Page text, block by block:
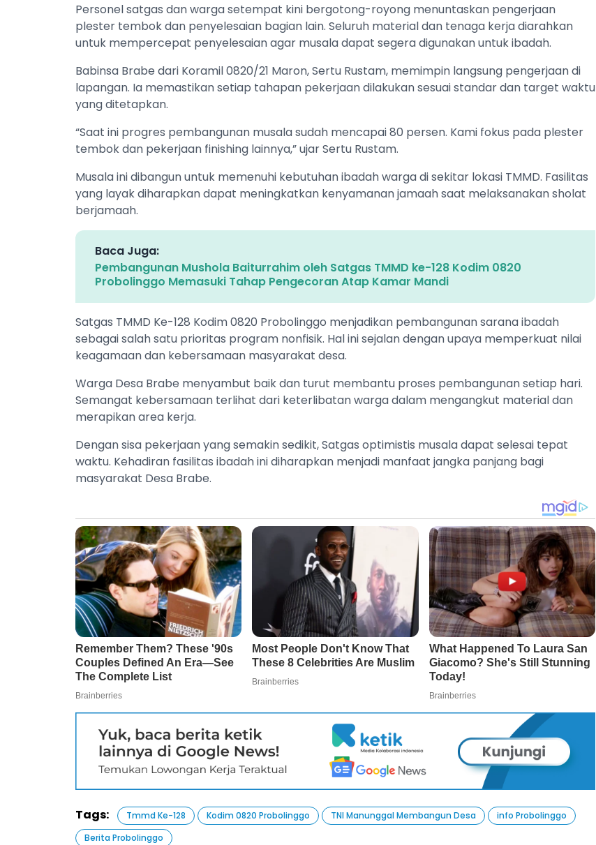
Personel satgas dan warga setempat kini bergotong-royong menuntaskan pengerjaan
plester tembok dan penyelesaian bagian lain. Seluruh material dan tenaga kerja diarahkan
untuk mempercepat penyelesaian agar musala dapat segera digunakan untuk ibadah.
Babinsa Brabe dari Koramil 0820/21 Maron, Sertu Rustam, memimpin langsung pengerjaan di
lapangan. Ia memastikan setiap tahapan pekerjaan dilakukan sesuai standar dan target waktu
yang ditetapkan.
“Saat ini progres pembangunan musala sudah mencapai 80 persen. Kami fokus pada plester
tembok dan pekerjaan finishing lainnya,” ujar Sertu Rustam.
Musala ini dibangun untuk memenuhi kebutuhan ibadah warga di sekitar lokasi TMMD. Fasilitas
yang layak diharapkan dapat meningkatkan kenyamanan jamaah saat melaksanakan sholat
berjamaah.
Baca Juga:
Pembangunan Mushola Baiturrahim oleh Satgas TMMD ke-128 Kodim 0820
Probolinggo Memasuki Tahap Pengecoran Atap Kamar Mandi
Satgas TMMD Ke-128 Kodim 0820 Probolinggo menjadikan pembangunan sarana ibadah
sebagai salah satu prioritas program nonfisik. Hal ini sejalan dengan upaya memperkuat nilai
keagamaan dan kebersamaan masyarakat desa.
Warga Desa Brabe menyambut baik dan turut membantu proses pembangunan setiap hari.
Semangat kebersamaan terlihat dari keterlibatan warga dalam mengangkut material dan
merapikan area kerja.
Dengan sisa pekerjaan yang semakin sedikit, Satgas optimistis musala dapat selesai tepat
waktu. Kehadiran fasilitas ibadah ini diharapkan menjadi manfaat jangka panjang bagi
masyarakat Desa Brabe.
Tags: Tmmd Ke-128 Kodim 0820 Probolinggo TNI Manunggal Membangun Desa
info Probolinggo
Berita Probolinggo